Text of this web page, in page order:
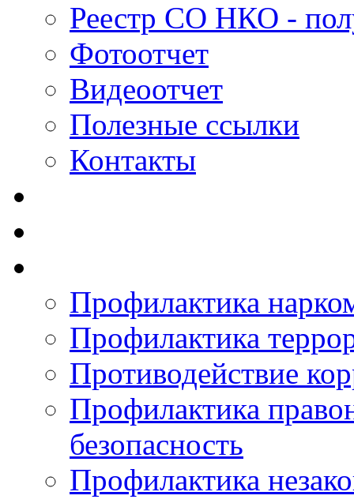
Реестр СО НКО -
Фотоотчет
Видеоотчет
Полезные ссылки
Контакты
Профилактика
Профилактика
Противодействие
Профилактика
безопасность
Профилактика